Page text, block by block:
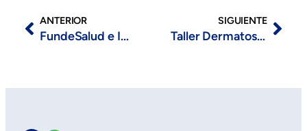
ANTERIOR
FundeSalud e INUBE participan en un proyecto de fondos europeos para lograr avances en la medicina de precisión
SIGUIENTE
Taller Dermatoscopia en Tumores Cutáneos para Atención Primaria Mérida